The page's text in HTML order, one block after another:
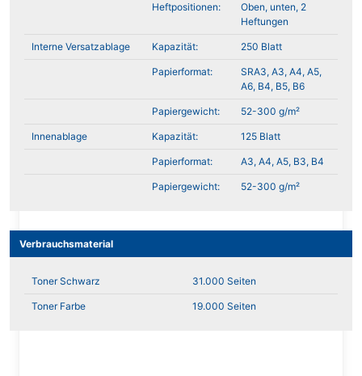
Heftpositionen:
Oben, unten, 2
Heftungen
Interne Versatzablage Kapazität: 250 Blatt
Papierformat:
SRA3, A3, A4, A5,
A6, B4, B5, B6
Papiergewicht: 52-300 g/m²
Innenablage Kapazität: 125 Blatt
Papierformat: A3, A4, A5, B3, B4
Papiergewicht: 52-300 g/m²
Verbrauchsmaterial
Toner Schwarz 31.000 Seiten
Toner Farbe 19.000 Seiten